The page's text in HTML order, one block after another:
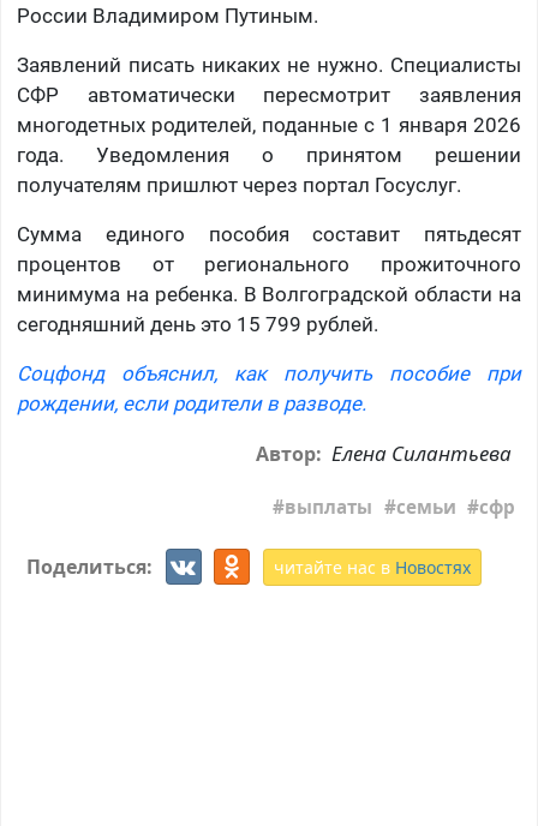
России Владимиром Путиным.
Заявлений писать никаких не нужно. Специалисты
СФР автоматически пересмотрит заявления
многодетных родителей, поданные с 1 января 2026
года. Уведомления о принятом решении
получателям пришлют через портал Госуслуг.
Сумма единого пособия составит пятьдесят
процентов от регионального прожиточного
минимума на ребенка. В Волгоградской области на
сегодняшний день это 15 799 рублей.
Соцфонд объяснил, как получить пособие при
рождении, если родители в разводе.
Автор: Елена Силантьева
выплаты семьи сфр
Поделиться: читайте нас в Новостях